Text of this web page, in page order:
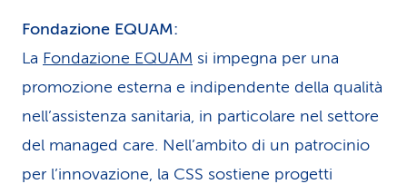
Fondazione EQUAM:
La Fondazione EQUAM si impegna per una
promozione esterna e indipendente della qualità
nell’assistenza sanitaria, in particolare nel settore
del managed care. Nell’ambito di un patrocinio
per l’innovazione, la CSS sostiene progetti